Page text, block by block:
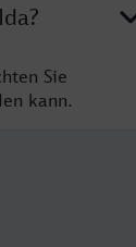
Sie
kann.